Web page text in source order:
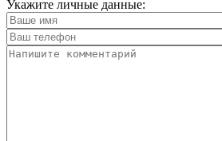
Укажите личные данные: